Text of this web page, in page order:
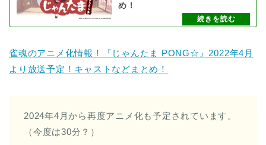
め！
雀魂のアニメ化情報！『じゃんたま PONG☆』2022年4月
より放送予定！キャストなどまとめ！
2024年4月から再度アニメ化も予定されています。
（今度は30分？）